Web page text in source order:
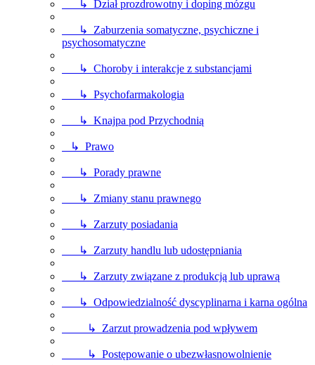
↳ Dział prozdrowotny i doping mózgu
↳ Zaburzenia somatyczne, psychiczne i
psychosomatyczne
↳ Choroby i interakcje z substancjami
↳ Psychofarmakologia
↳ Knajpa pod Przychodnią
↳ Prawo
↳ Porady prawne
↳ Zmiany stanu prawnego
↳ Zarzuty posiadania
↳ Zarzuty handlu lub udostępniania
↳ Zarzuty związane z produkcją lub uprawą
↳ Odpowiedzialność dyscyplinarna i karna ogólna
↳ Zarzut prowadzenia pod wpływem
↳ Postępowanie o ubezwłasnowolnienie